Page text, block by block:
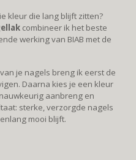
kleur die lang blijft zitten?
combineer ik het beste
werking van BIAB met de
je nagels breng ik eerst de
Daarna kies je een kleur
aanbreng en
sterke, verzorgde nagels
mooi blijft.